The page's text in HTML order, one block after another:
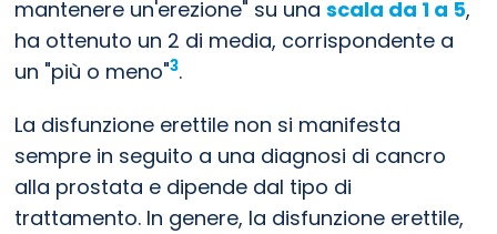
mantenere un'erezione" su unascala da 1 a 5,
ha ottenuto un 2 di media, corrispondente a
un "più o meno"3.
La disfunzione erettile non si manifesta
sempre in seguito a una diagnosi di cancro
alla prostata e dipende dal tipo di
trattamento. In genere, la disfunzione erettile,